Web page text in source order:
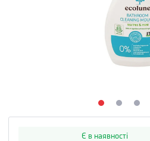
Є в наявності